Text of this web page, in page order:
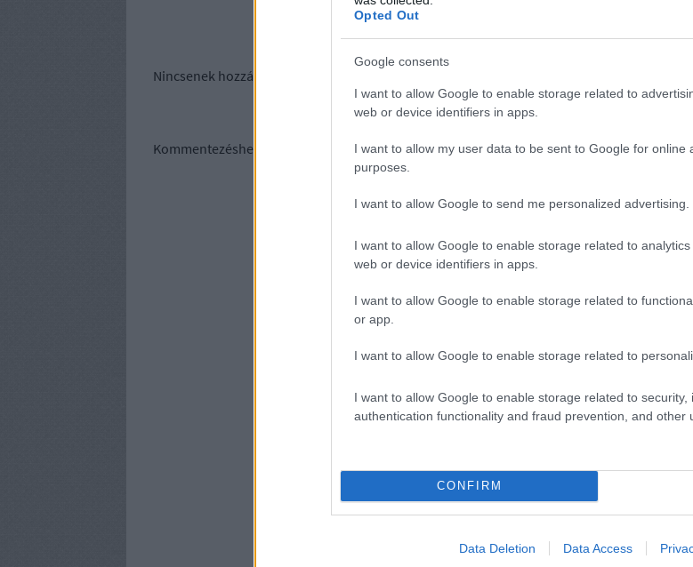
Opted Out
Google consents
I want to allow Google to enable storage related to
web or device identifiers in apps.
I want to allow my user data to be sent to Google for online
purposes.
I want to allow Google to send me personalized advertising.
I want to allow Google to enable storage related to
web or device identifiers in apps.
I want to allow Google to enable storage related to
or app.
I want to allow Google to enable storage related to
I want to allow Google to enable storage related to security,
authentication functionality and fraud prevention, and other
CONFIRM
Data Deletion Data Access
Nincsenek hozzászólások.
Kommentezéshez regisztrálj! ‐Belépés Facebookkal